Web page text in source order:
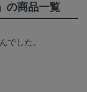
の商品一覧
でした。